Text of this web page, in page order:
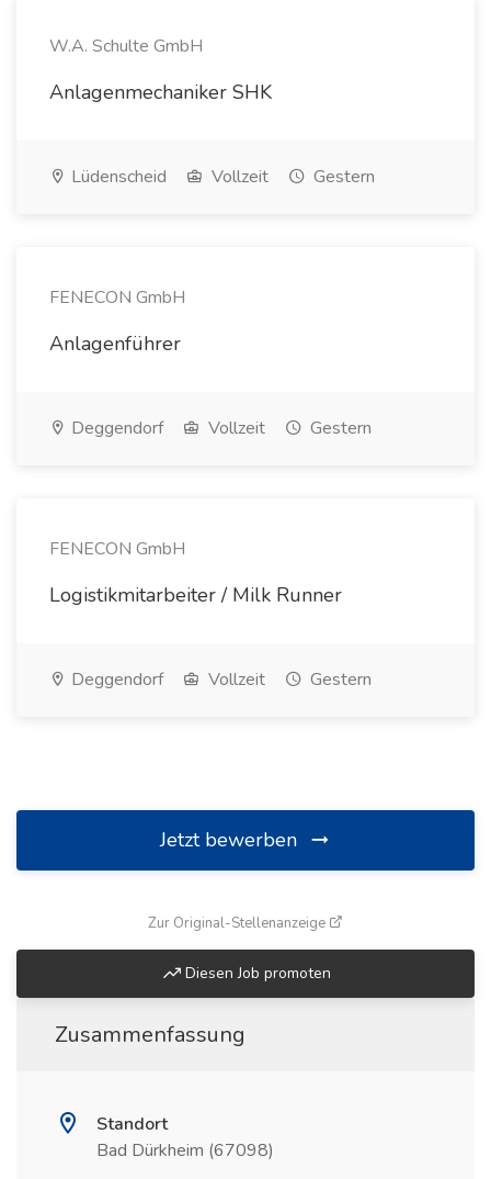
W.A. Schulte GmbH
Anlagenmechaniker SHK
Lüdenscheid Vollzeit Gestern
FENECON GmbH
Anlagenführer
Deggendorf Vollzeit Gestern
FENECON GmbH
Logistikmitarbeiter / Milk Runner
Deggendorf Vollzeit Gestern
Jetzt bewerben
Zur Original-Stellenanzeige
Diesen Job promoten
Zusammenfassung
Standort
Bad Dürkheim (67098)